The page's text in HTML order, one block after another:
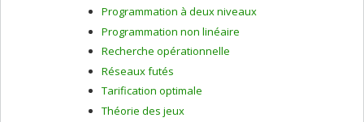
Programmation à deux niveaux
Programmation non linéaire
Recherche opérationnelle
Réseaux futés
Tarification optimale
Théorie des jeux